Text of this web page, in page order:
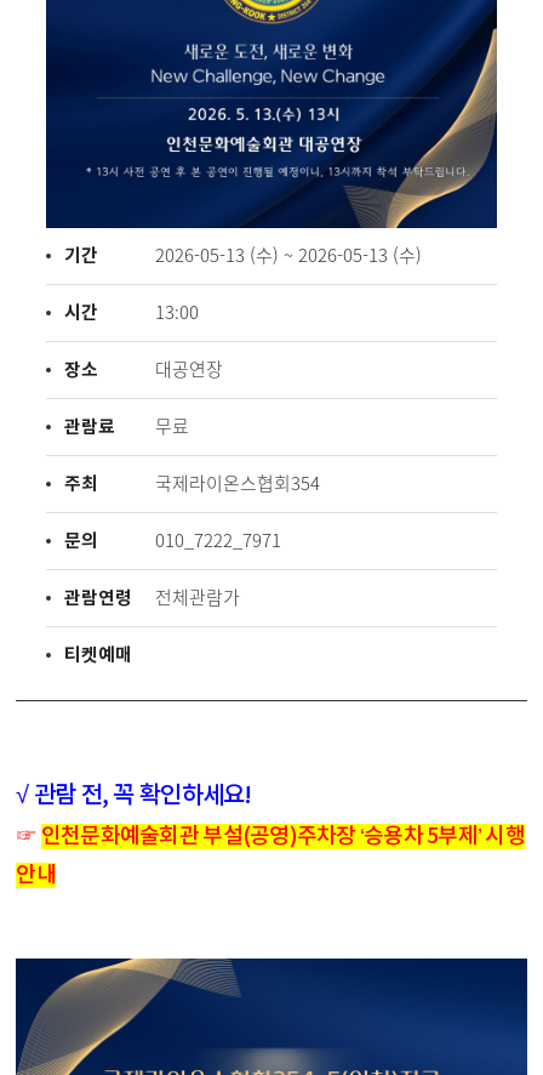
기간 2026-05-13 (수) ~ 2026-05-13 (수)
시간 13:00
장소 대공연장
관람료 무료
주최 국제라이온스협회354
문의 010_7222_7971
관람연령 전체관람가
티켓예매
√ 관람 전, 꼭 확인하세요!
☞ 인천문화예술회관 부설(공영)주차장 ‘승용차 5부제’ 시행
안내